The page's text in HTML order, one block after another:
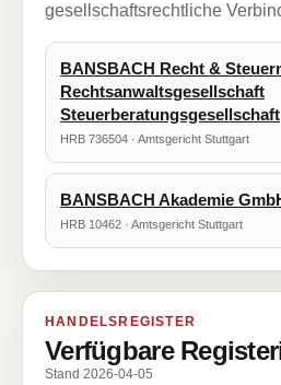
gesellschaftsrechtliche
BANSBACH Recht &
Rechtsanwaltsgesellschaft
Steuerberatungsgesellschaft
HRB 736504 · Amtsgericht Stuttgart
BANSBACH Akademie
HRB 10462 · Amtsgericht Stuttgart
HANDELSREGISTER
Verfügbare
Stand 2026-04-05